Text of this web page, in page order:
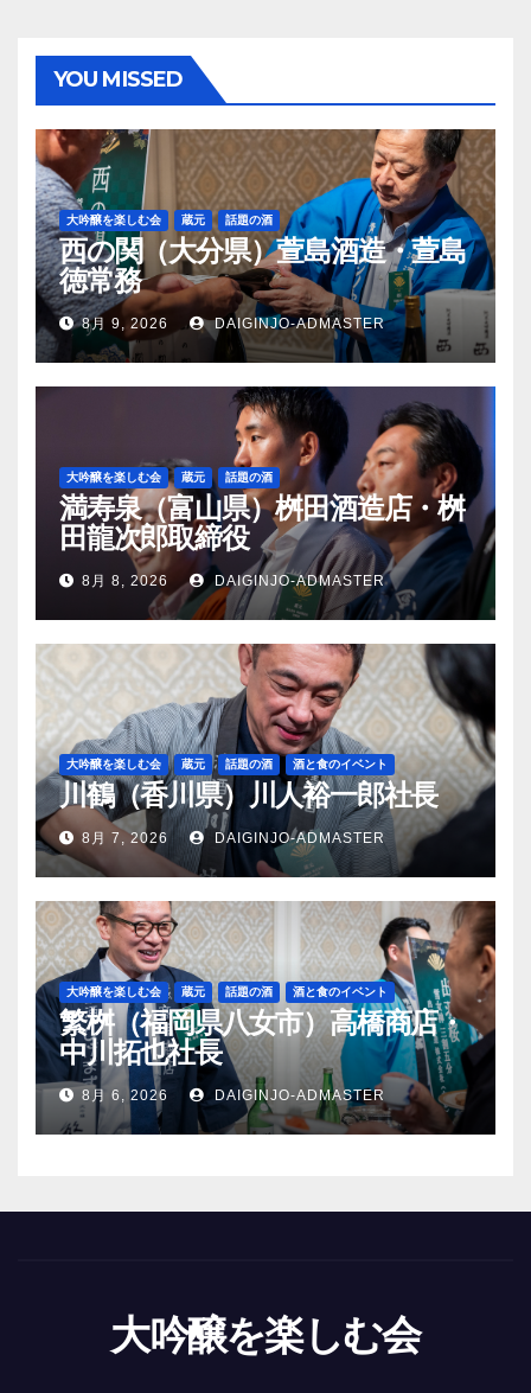
YOU MISSED
大吟醸を楽しむ会 蔵元 話題の酒
西の関（大分県）萱島酒造・萱島
徳常務
8月 9, 2026 DAIGINJO-ADMASTER
大吟醸を楽しむ会 蔵元 話題の酒
満寿泉（富山県）桝田酒造店・桝
田龍次郎取締役
8月 8, 2026 DAIGINJO-ADMASTER
大吟醸を楽しむ会 蔵元 話題の酒 酒と食のイベント
川鶴（香川県）川人裕一郎社長
8月 7, 2026 DAIGINJO-ADMASTER
大吟醸を楽しむ会 蔵元 話題の酒 酒と食のイベント
繁桝（福岡県八女市）高橋商店・
中川拓也社長
8月 6, 2026 DAIGINJO-ADMASTER
大吟醸を楽しむ会